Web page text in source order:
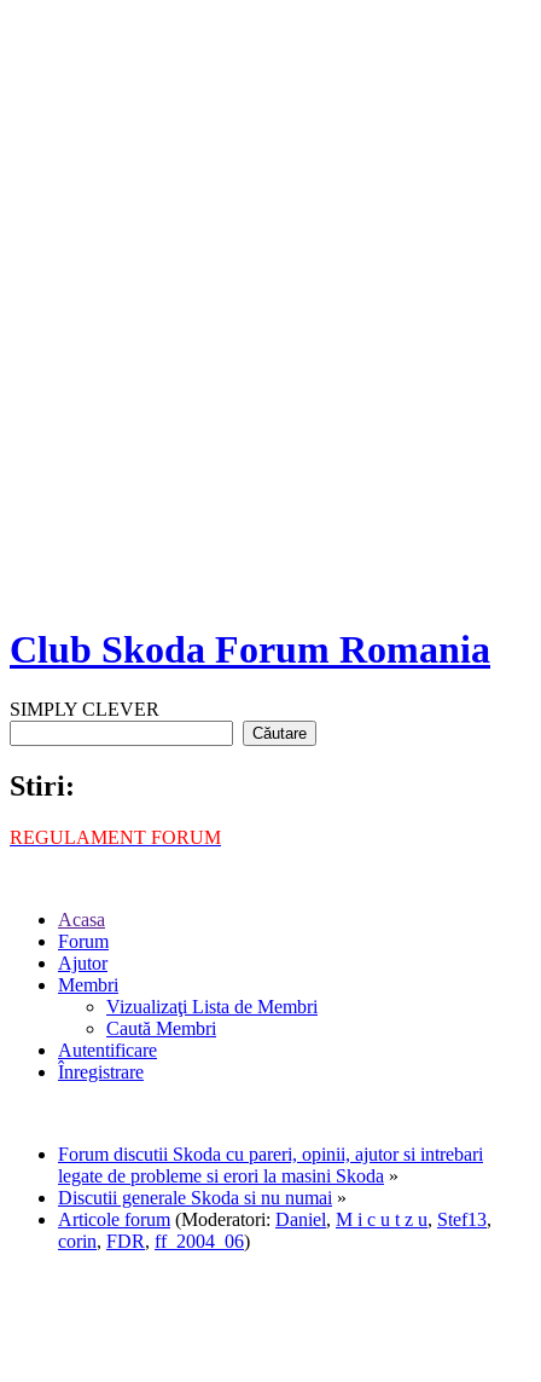
Club Skoda Forum Romania
SIMPLY CLEVER
Stiri:
REGULAMENT FORUM
Acasa
Forum
Ajutor
Membri
Vizualizaţi Lista de Membri
Caută Membri
Autentificare
Înregistrare
Forum discutii Skoda cu pareri, opinii, ajutor si intrebari
legate de probleme si erori la masini Skoda »
Discutii generale Skoda si nu numai »
Articole forum (Moderatori: Daniel, M i c u t z u, Stef13,
corin, FDR, ff_2004_06)